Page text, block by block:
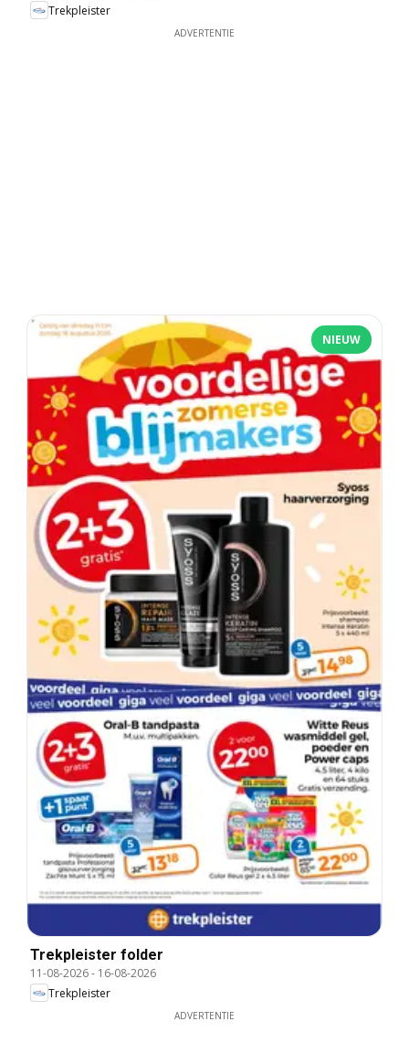
Trekpleister
ADVERTENTIE
NIEUW
Trekpleister folder
11-08-2026- 16-08-2026
Trekpleister
ADVERTENTIE